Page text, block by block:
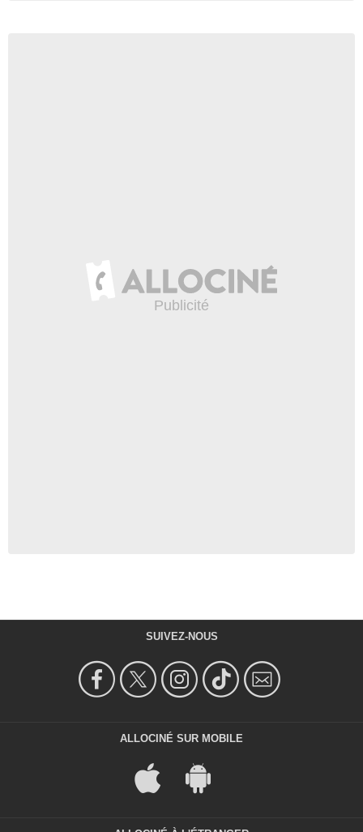
SUIVEZ-NOUS
ALLOCINÉ SUR MOBILE